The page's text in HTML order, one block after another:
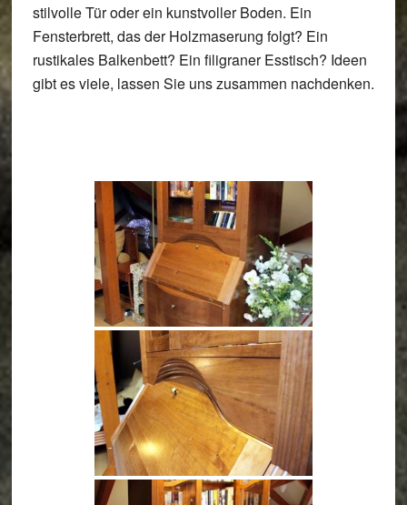
stilvolle Tür oder ein kunstvoller Boden. Ein
Fensterbrett, das der Holzmaserung folgt? Ein
rustikales Balkenbett? Ein filigraner Esstisch? Ideen
gibt es viele, lassen Sie uns zusammen nachdenken.